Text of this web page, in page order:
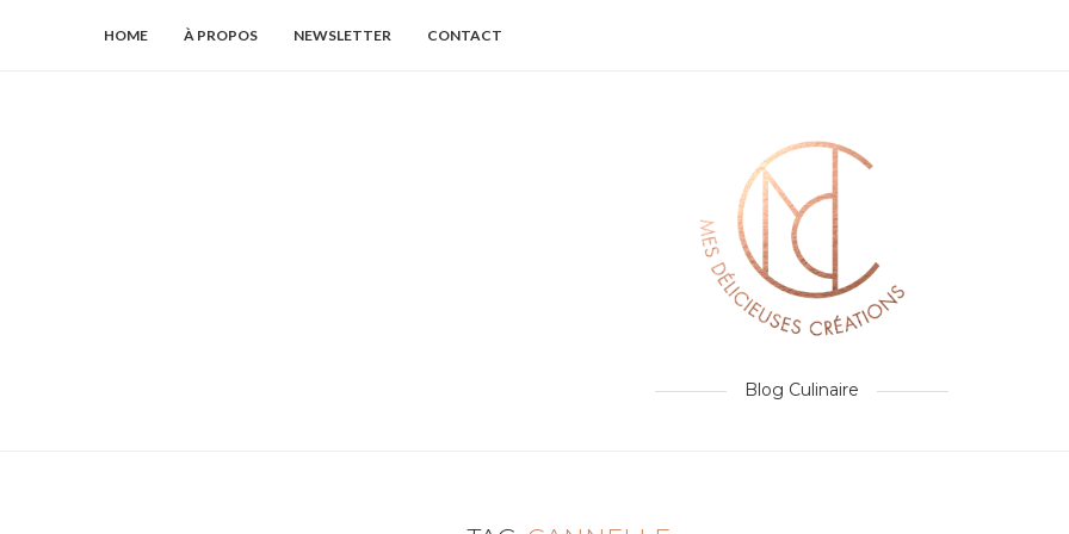
HOME À PROPOS NEWSLETTER CONTACT
Blog Culinaire